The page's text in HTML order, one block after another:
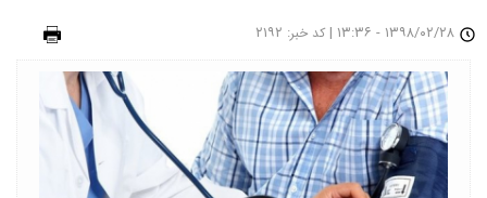
| کد خبر: ۲۱۹۲